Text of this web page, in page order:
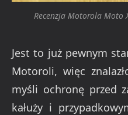
Recenzja Motorola Moto
Jest to już pewnym
Motoroli, więc
myśli ochronę przed
kałuży i